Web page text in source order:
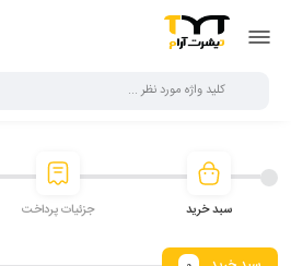
سبد خرید جزئیات پرداخت